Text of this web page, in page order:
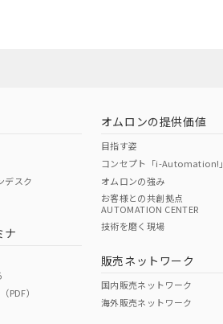
O
ジへ
さい
デスク
ナ
PDF）
オムロンの提供価値
目指す姿
コンセプト「i-Automation!」
オムロンの強み
お客様との共創拠点
AUTOMATION CENTER
技術を磨く現場
販売ネットワーク
国内販売ネットワーク
海外販売ネットワーク